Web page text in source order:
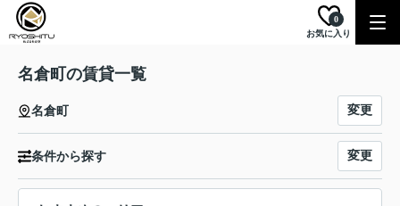
お気に入り
0
名倉町の賃貸一覧
名倉町 変更
条件から探す 変更